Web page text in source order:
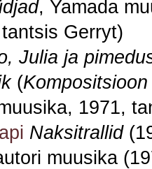
, Yamada
Gerryt)
Julia ja
(
1971,
Naksitrallid
muusika